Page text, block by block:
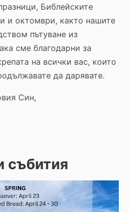
Библейските
и октомври, както нашите
пътуване из
сме благодарни за
на всички вас, които
да дарявате.
Син,
събития